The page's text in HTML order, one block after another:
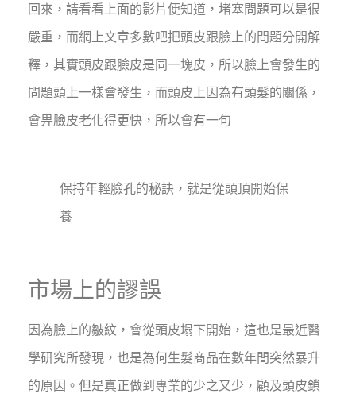
回來，請看看上面的影片便知道，堵塞問題可以是很
嚴重，而網上文章多數吧把頭皮跟臉上的問題分開解
釋，其實頭皮跟臉皮是同一塊皮，所以臉上會發生的
問題頭上一樣會發生，而頭皮上因為有頭髮的關係，
會畀臉皮老化得更快，所以會有一句
保持年輕臉孔的秘訣，就是從頭頂開始保
養
市場上的謬誤
因為臉上的皺紋，會從頭皮塌下開始，這也是最近醫
學研究所發現，也是為何生髮商品在數年間突然暴升
的原因。但是真正做到專業的少之又少，顧及頭皮鎖